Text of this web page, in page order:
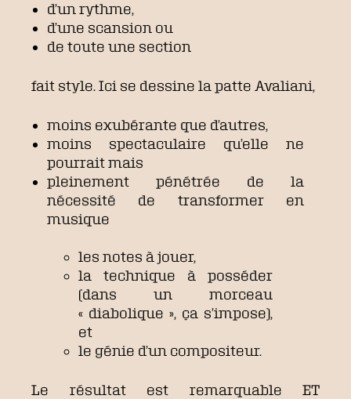
d’un rythme,
d’une scansion ou
de toute une section
fait style. Ici se dessine la patte Avaliani,
moins exubérante que d’autres,
moins spectaculaire qu’elle ne
pourrait mais
pleinement pénétrée de la
nécessité de transformer en
musique
les notes à jouer,
la technique à posséder
(dans un morceau
« diabolique », ça s’impose),
et
le génie d’un compositeur.
Le résultat est remarquable ET